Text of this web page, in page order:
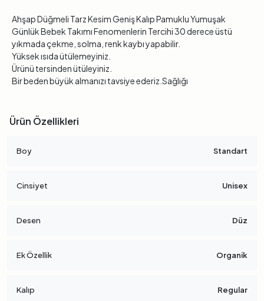
Ahşap Düğmeli Tarz Kesim Geniş Kalıp Pamuklu Yumuşak
Günlük Bebek Takımı Fenomenlerin Tercihi 30 derece üstü
yıkmada çekme, solma, renk kaybı yapabilir.
Yüksek ısıda ütülemeyiniz.
Ürünü tersinden ütüleyiniz.
Bir beden büyük almanızı tavsiye ederiz.Sağlığı
Ürün Özellikleri
Boy Standart
Cinsiyet Unisex
Desen Düz
Ek Özellik Organik
Kalıp Regular